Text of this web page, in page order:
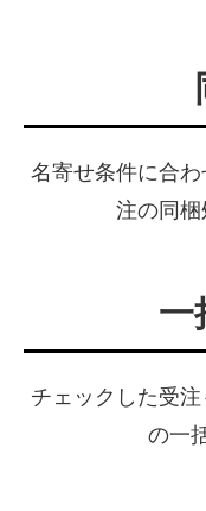
名寄せ条件に合
注の同梱
一
チェックした受
の一